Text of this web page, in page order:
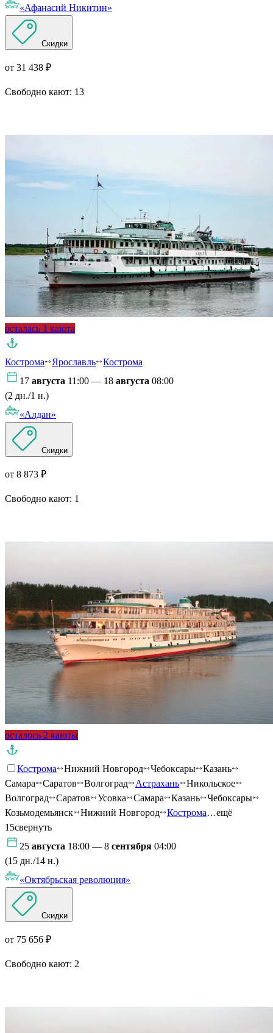
«Афанасий Никитин»
Скидки
от 31 438 ₽
Свободно кают: 13
осталась 1 каюта
Кострома Ярославль
Кострома
17 августа 11:00 — 18 августа 08:00
(2 дн./1 н.)
«Алдан»
Скидки
от 8 873 ₽
Свободно кают: 1
осталось 2 каюты
Кострома Нижний Новгород Чебоксары
Казань
Самара
Саратов Волгоград Астрахань
Никольское
Волгоград
Саратов Усовка Самара Казань
Чебоксары
Козьмодемьянск
Нижний Новгород Кострома…ещё
15свернуть
25 августа 18:00 — 8 сентября 04:00
(15 дн./14 н.)
«Октябрьская революция»
Скидки
от 75 656 ₽
Свободно кают: 2